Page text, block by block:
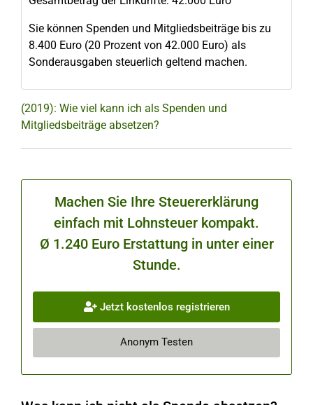
Sie können Spenden und Mitgliedsbeiträge bis zu
8.400 Euro (20 Prozent von 42.000 Euro) als
Sonderausgaben steuerlich geltend machen.
(2019): Wie viel kann ich als Spenden und
Mitgliedsbeiträge absetzen?
Machen Sie Ihre Steuererklärung
einfach mit Lohnsteuer kompakt.
Ø 1.240 Euro Erstattung in unter einer
Stunde.
Jetzt kostenlos registrieren
Anonym Testen